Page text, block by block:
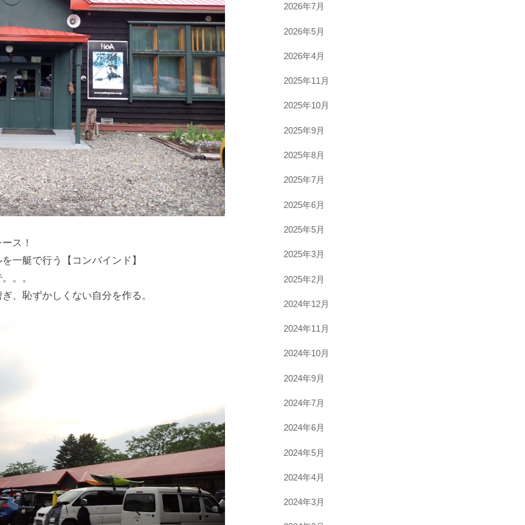
ス！
一艇で行う【コンバインド】
。。
、恥ずかしくない自分を作る。
2026年7月
2026年5月
2026年4月
2025年11月
2025年10月
2025年9月
2025年8月
2025年7月
2025年6月
2025年5月
2025年3月
2025年2月
2024年12月
2024年11月
2024年10月
2024年9月
2024年7月
2024年6月
2024年5月
2024年4月
2024年3月